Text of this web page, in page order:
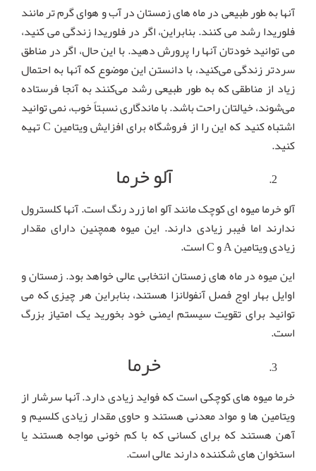
آنها به طور طبیعی در ماه های زمستان در آب و هوای گرم تر مانند
فلوریدا رشد می کنند. بنابراین، اگر در فلوریدا زندگی می کنید،
می توانید خودتان آنها را پرورش دهید. با این حال، اگر در مناطق
سردتر زندگی می‌کنید، با دانستن این موضوع که آنها به احتمال
زیاد از مناطقی که به طور طبیعی رشد می‌کنند به آنجا فرستاده
می‌شوند، خیالتان راحت باشد. با ماندگاری نسبتاً خوب، نمی توانید
اشتباه کنید که این را از فروشگاه برای افزایش ویتامین C تهیه
کنید.
آلو خرما
آلو خرما میوه ای کوچک مانند آلو اما زرد رنگ است. آنها کلسترول
ندارند اما فیبر زیادی دارند. این میوه همچنین دارای مقدار
زیادی ویتامین A و C است.
این میوه در ماه های زمستان انتخابی عالی خواهد بود. زمستان و
اوایل بهار اوج فصل آنفولانزا هستند، بنابراین هر چیزی که می
توانید برای تقویت سیستم ایمنی خود بخورید یک امتیاز بزرگ
است.
خرما
خرما میوه های کوچکی است که فواید زیادی دارد. آنها سرشار از
ویتامین ها و مواد معدنی هستند و حاوی مقدار زیادی کلسیم و
آهن هستند که برای کسانی که با کم خونی مواجه هستند یا
استخوان های شکننده دارند عالی است.